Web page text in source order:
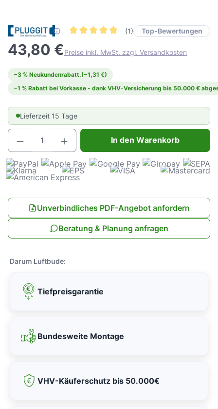
(1) Top-Bewertungen
43,80 €Preise inkl. MwSt. zzgl. Versandkosten
−3 % Neukundenrabatt.(−1,31 €)
−1 % Rabatt bei Vorkasse - dank VHV-Versicherung bis 50.000 €
Lieferzeit 15 Tage
Produkt Anzahl: Gib den gewünschten
In den Warenkorb
Unverbindliches PDF-Angebot anfordern
Beratung & Planung anfragen
Darum Luftbude:
Tiefpreisgarantie
Bundesweite Montage
VHV-Käuferschutz bis 50.000€